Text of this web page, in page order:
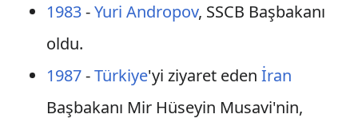
1983-Yuri Andropov, SSCB Başbakanı
oldu.
1987-Türkiye'yi ziyaret eden İran
Başbakanı Mir Hüseyin Musavi'nin,